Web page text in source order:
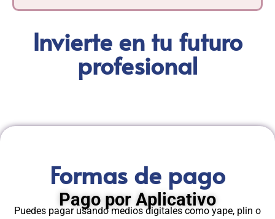
Invierte en tu futuro
profesional
Formas de pago
Pago por Aplicativo
Puedes pagar usando medios digitales como yape, plin o